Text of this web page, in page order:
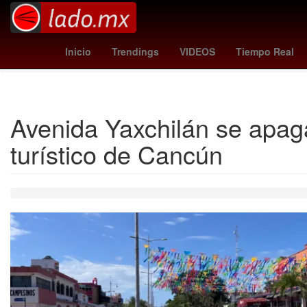
Inicio Trendings VIDEOS Tiempo Real
Sadam Husein Aeropuerto Internacional de
Día de
Avenida Yaxchilán se
turístico de Cancún